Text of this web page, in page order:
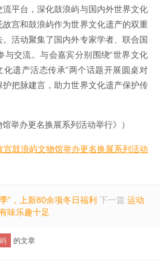
平台，深化鼓浪屿与国内外世界文化
宫和鼓浪屿作为世界文化遗产的双重
活动聚集了国内外专家学者、联合国
与交流。与会嘉宾分别围绕“世界文化
化遗产活态传承”两个话题开展圆桌对
把脉建言，助力世界文化遗产保护传
举办更名换展系列活动举行》）
宫鼓浪屿文物馆举办更名换展系列活动
”，上新80余项冬日福利 下一篇 运动
味乐趣十足
的文章